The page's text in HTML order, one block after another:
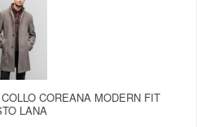
COREANA MODERN FIT
LANA